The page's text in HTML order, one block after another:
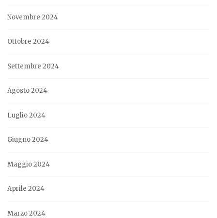
Novembre 2024
Ottobre 2024
Settembre 2024
Agosto 2024
Luglio 2024
Giugno 2024
Maggio 2024
Aprile 2024
Marzo 2024